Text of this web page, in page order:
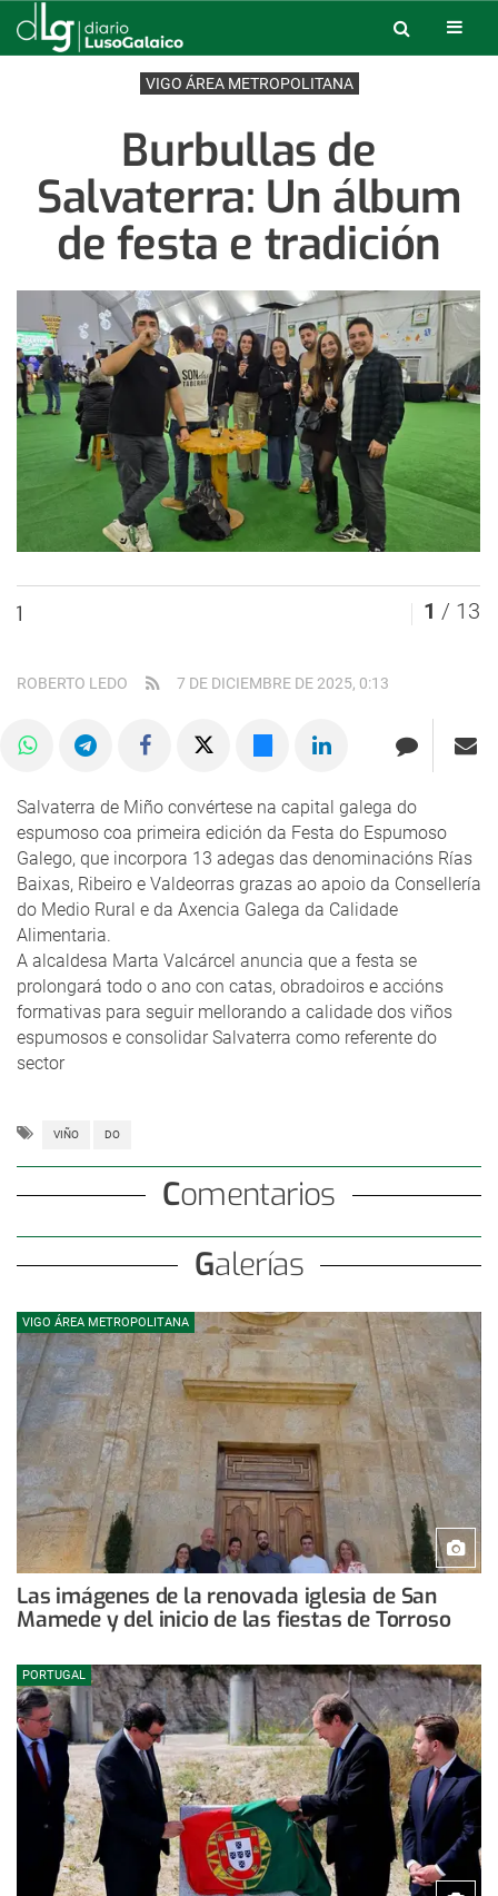
VIGO ÁREA METROPOLITANA
Burbullas de
Salvaterra: Un álbum
de festa e tradición
1 1 / 13
7 DE DICIEMBRE DE 2025, 0:13
ROBERTO LEDO
Salvaterra de Miño convértese na capital galega do
espumoso coa primeira edición da Festa do Espumoso
Galego, que incorpora 13 adegas das denominacións Rías
Baixas, Ribeiro e Valdeorras grazas ao apoio da Consellería
do Medio Rural e da Axencia Galega da Calidade
Alimentaria.
A alcaldesa Marta Valcárcel anuncia que a festa se
prolongará todo o ano con catas, obradoiros e accións
formativas para seguir mellorando a calidade dos viños
espumosos e consolidar Salvaterra como referente do
sector
VIÑO DO
Comentarios
Galerías
VIGO ÁREA METROPOLITANA
Las imágenes de la renovada iglesia de San
Mamede y del inicio de las fiestas de Torroso
PORTUGAL